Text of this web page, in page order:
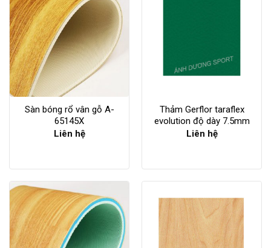
Sàn bóng rổ vân gỗ A-
65145X
Liên hệ
Thảm Gerflor taraflex
evolution độ dày 7.5mm
Liên hệ